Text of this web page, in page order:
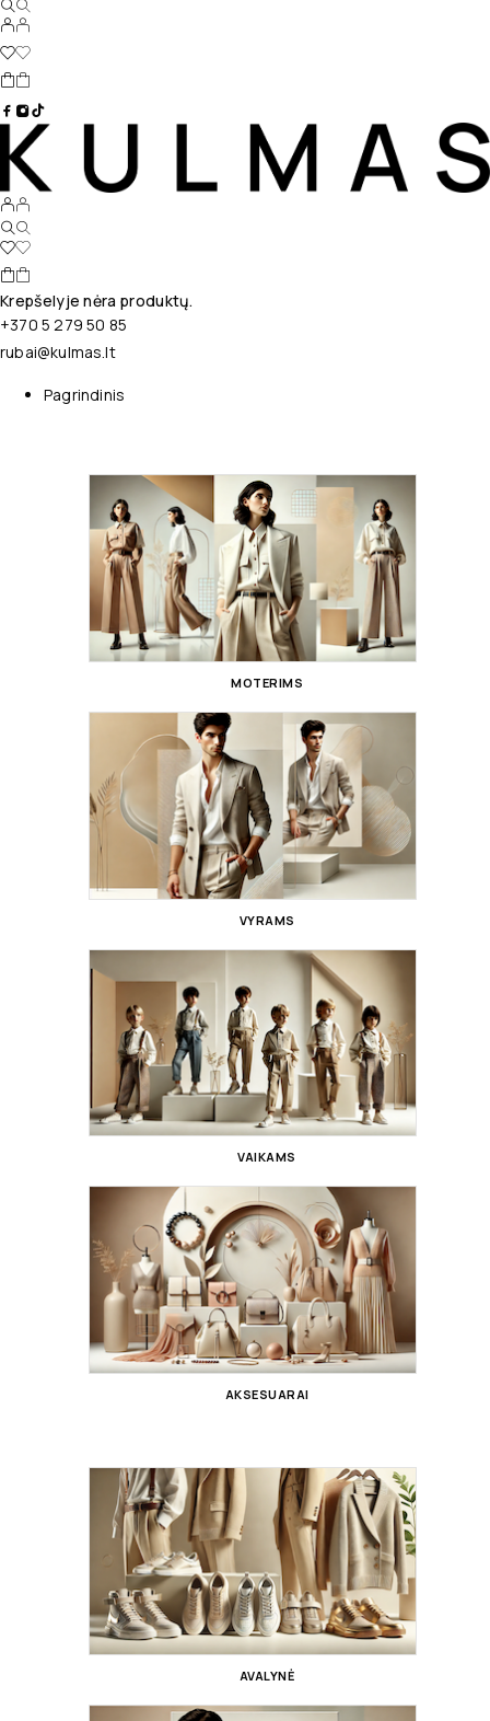
Krepšelyje nėra produktų.
+370 5 279 50 85
rubai@kulmas.lt
Pagrindinis
MOTERIMS
VYRAMS
VAIKAMS
AKSESUARAI
AVALYNĖ